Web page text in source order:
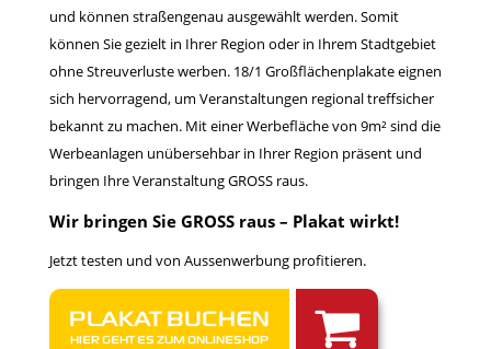
und können straßengenau ausgewählt werden. Somit
können Sie gezielt in Ihrer Region oder in Ihrem Stadtgebiet
ohne Streuverluste werben. 18/1 Großflächenplakate eignen
sich hervorragend, um Veranstaltungen regional treffsicher
bekannt zu machen. Mit einer Werbefläche von 9m² sind die
Werbeanlagen unübersehbar in Ihrer Region präsent und
bringen Ihre Veranstaltung GROSS raus.
Wir bringen Sie GROSS raus – Plakat wirkt!
Jetzt testen und von Aussenwerbung profitieren.
PLAKAT BUCHEN
HIER GEHT ES ZUM ONLINESHOP